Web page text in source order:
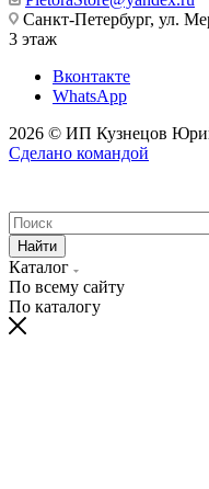
Санкт-Петербург, ул.
3 этаж
Вконтакте
WhatsApp
2026 © ИП Кузнецов
Сделано командой
Найти
Каталог
По всему сайту
По каталогу